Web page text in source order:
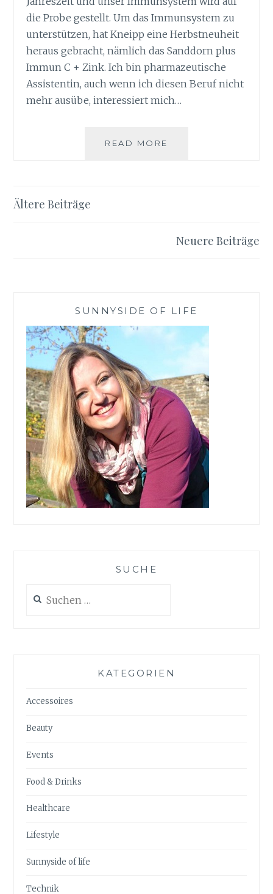
die Probe gestellt. Um das Immunsystem zu
unterstützen, hat Kneipp eine Herbstneuheit
heraus gebracht, nämlich das Sanddorn plus
Immun C + Zink. Ich bin pharmazeutische
Assistentin, auch wenn ich diesen Beruf nicht
mehr ausübe, interessiert mich…
READ MORE
Beitragsnavigation
Ältere Beiträge
Neuere Beiträge
SUNNYSIDE OF LIFE
SUCHE
nach:
KATEGORIEN
Accessoires
Beauty
Events
Food & Drinks
Healthcare
Lifestyle
Sunnyside of life
Technik